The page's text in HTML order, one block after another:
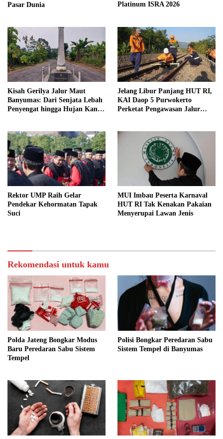
Pasar Dunia
Platinum ISRA 2026
Kisah Gerilya Jalur Maut
Banyumas: Dari Senjata Lebah
Penyengat hingga Hujan Kanon
Jelang Libur Panjang HUT RI,
KAI Daop 5 Purwokerto
Perketat Pengawasan Jalur
Rektor UMP Raih Gelar
Pendekar Kehormatan Tapak
Suci
MUI Imbau Peserta Karnaval
HUT RI Tak Kenakan Pakaian
Menyerupai Lawan Jenis
Rekomendasi untuk kamu
Polda Jateng Bongkar Modus
Baru Peredaran Sabu Sistem
Tempel
Polisi Bongkar Peredaran Sabu
Sistem Tempel di Banyumas